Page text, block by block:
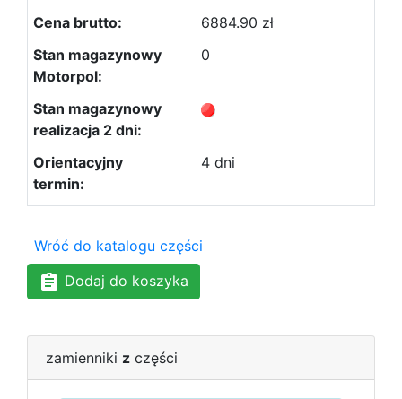
6884.90 zł
0
4 dni
Wróć do katalogu części
Dodaj do koszyka
zamienniki z części